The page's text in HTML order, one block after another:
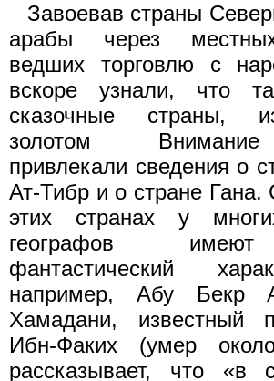
Завоевав страны
арабы через
ведших торговлю с
вскоре узнали, что
сказочные страны,
золотом
привлекали сведения о
Ат-Тибр и о стране Гана.
этих странах у
географов
фантастический
например, Абу Бекр
Хамадани, известный
Ибн-Факих (умер
рассказывает, что «в